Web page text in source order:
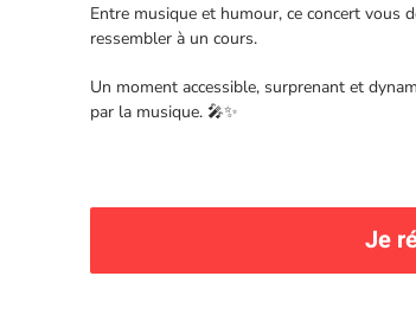
Entre musique et humour, ce concert vous
ressembler à un cours.
Un moment accessible, surprenant et
par la musique. 🎤✨
Je